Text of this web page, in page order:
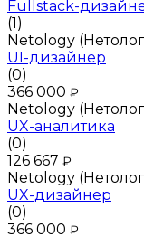
Fullstack-
(1)
Netology
UI-дизайнер
(0)
366 000 ₽
Netology
UX-аналитика
(0)
126 667 ₽
Netology
UX-дизайнер
(0)
366 000 ₽